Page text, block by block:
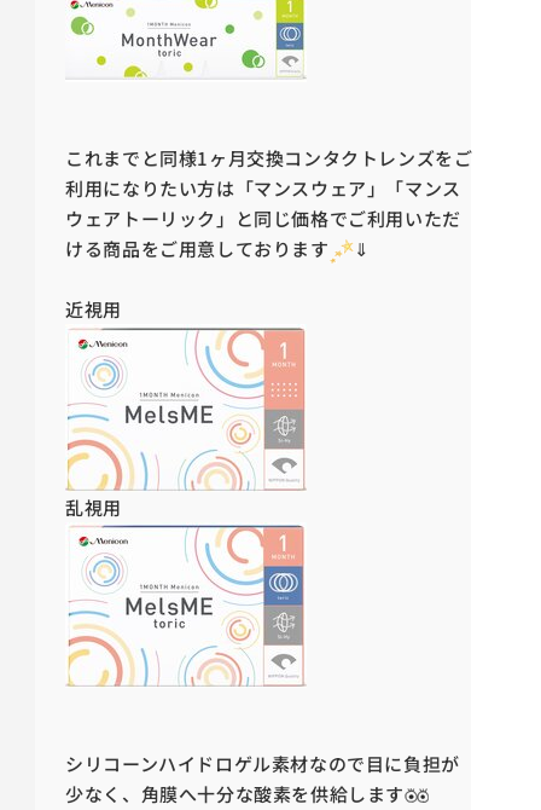
これまでと同様1ヶ月交換コンタクトレンズをご
利用になりたい方は「マンスウェア」「マンス
ウェアトーリック」と同じ価格でご利用いただ
ける商品をご用意しております
⇓
近視用
乱視用
シリコーンハイドロゲル素材なので目に負担が
少なく、角膜へ十分な酸素を供給します